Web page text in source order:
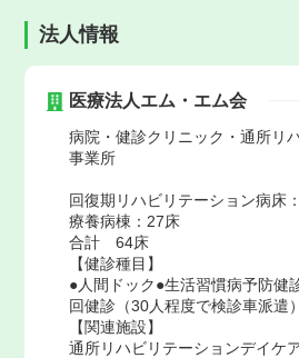
法人情報
医療法人エム・エム会
病院・健診クリニック・通所リ
事業所
回復期リハビリテーション病床
療養病棟：27床
合計 64床
【健診種目】
●人間ドック●生活習慣病予防健
回健診（30人程度で検診車派遣）
【関連施設】
通所リハビリテーションデイケ